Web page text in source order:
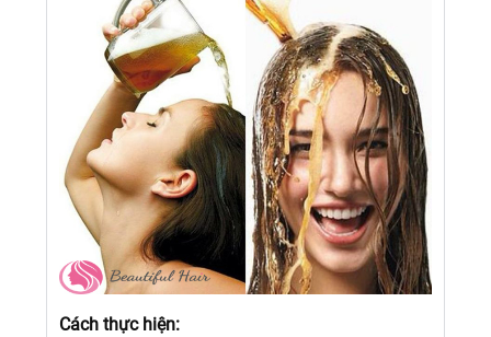
Cách thực hiện: